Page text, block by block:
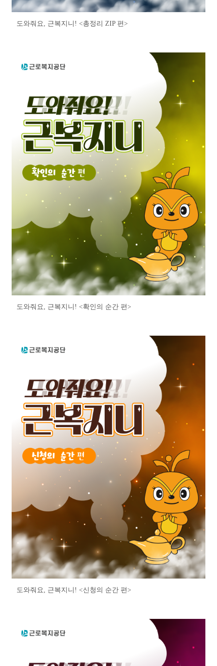
도와줘요, 근복지니! <총정리 ZIP 편>
도와줘요, 근복지니! <확인의 순간 편>
도와줘요, 근복지니! <신청의 순간 편>